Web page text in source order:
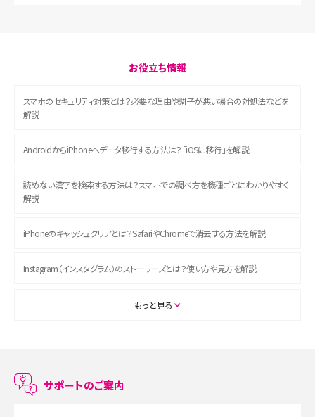
お役立ち情報
スマホのセキュリティ対策とは？必要な理由や調子が悪い場合の対処法などを
解説
AndroidからiPhoneへデータ移行する方法は？「iOSに移行」を解説
読めない漢字を検索する方法は？スマホでの調べ方を機種ごとにわかりやすく
解説
iPhoneのキャッシュクリアとは？SafariやChromeで消去する方法を解説
Instagram（インスタグラム）のストーリーズとは？使い方や見方を解説
ASMRとは？初心者向けの代表ジャンルや楽しみ方を解説
LINEで友だちを削除する方法は？方法ごとの影響や復活・復元する方法も解説
もっと見る
サポートのご案内